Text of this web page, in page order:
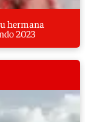
hermana
2023